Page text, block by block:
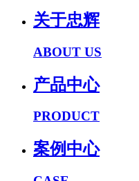
关于忠辉
ABOUT US
产品中心
PRODUCT
案例中心